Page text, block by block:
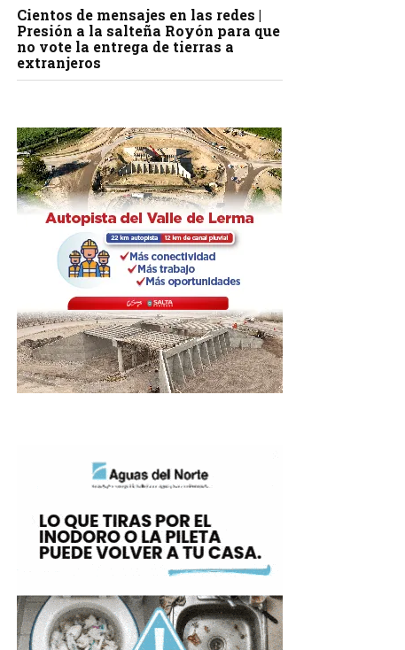
Cientos de mensajes en las redes |
Presión a la salteña Royón para que
no vote la entrega de tierras a
extranjeros